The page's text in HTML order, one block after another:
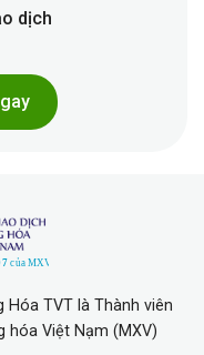
dịch
Hóa TVT là Thành viên
hóa Việt Nạm (MXV)